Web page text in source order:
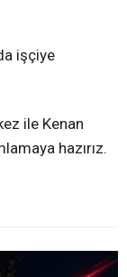
işçiye
ile Kenan
hazırız.